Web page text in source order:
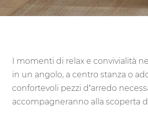
I momenti di relax e convivialità
in un angolo, a centro stanza o
confortevoli pezzi d’arredo
accompagneranno alla scoperta